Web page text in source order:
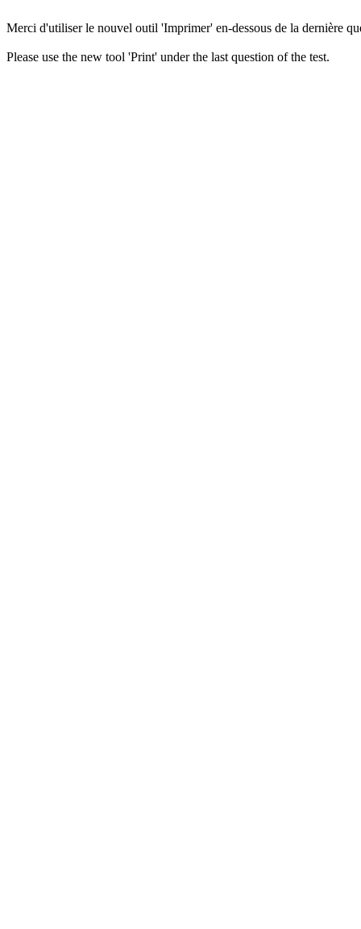
Merci d'utiliser le nouvel outil 'Imprimer' en-dessous de la dernière
Please use the new tool 'Print' under the last question of the test.